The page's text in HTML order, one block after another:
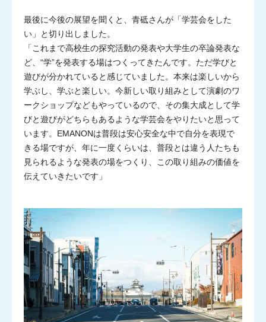
最後に今後の展望を聞くと、青砥さんが「学芸会をした
い」と切り出しました。
「これまで高校生の探究活動の発表や大学生の卒論発表な
ど、“学”を発表する場はつくってきたんです。ただ学びと
遊びが分かれていると感じていました。本来は楽しいから
学ぶし、学ぶと楽しい。今新しい取り組みとして演劇のワ
ークショップなどもやっているので、その集大成として学
びと遊びがどちらもあるような学芸会をやりたいと思って
います。EMANONは普段は安心安全な中で自分を表現で
きる場ですが、年に一度くらいは、普段とは違う人たちも
見られるような発表の場をつくり、この取り組みの価値を
伝えていきたいです」